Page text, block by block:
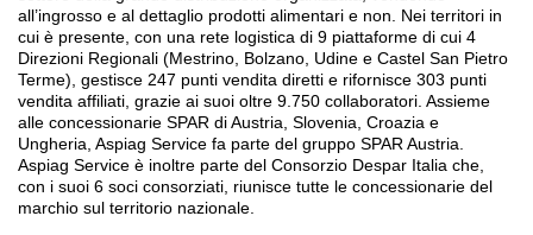
all’ingrosso e al dettaglio prodotti alimentari e non. Nei territori in
cui è presente, con una rete logistica di 9 piattaforme di cui 4
Direzioni Regionali (Mestrino, Bolzano, Udine e Castel San Pietro
Terme), gestisce 247 punti vendita diretti e rifornisce 303 punti
vendita affiliati, grazie ai suoi oltre 9.750 collaboratori. Assieme
alle concessionarie SPAR di Austria, Slovenia, Croazia e
Ungheria, Aspiag Service fa parte del gruppo SPAR Austria.
Aspiag Service è inoltre parte del Consorzio Despar Italia che,
con i suoi 6 soci consorziati, riunisce tutte le concessionarie del
marchio sul territorio nazionale.